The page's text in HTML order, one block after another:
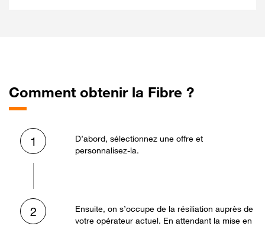
Comment obtenir la Fibre ?
1
D’abord, sélectionnez une offre et
personnalisez-la.
2
Ensuite, on s’occupe de la résiliation auprès de
votre opérateur actuel. En attendant la mise en